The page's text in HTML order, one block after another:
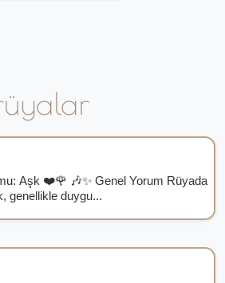
Aşk ❤️🌹 🎶✨ Genel Yorum Rüyada
genellikle duygu...